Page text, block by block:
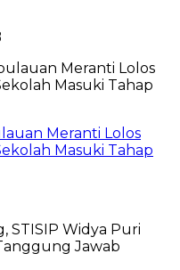
Meranti Lolos
Masuki Tahap